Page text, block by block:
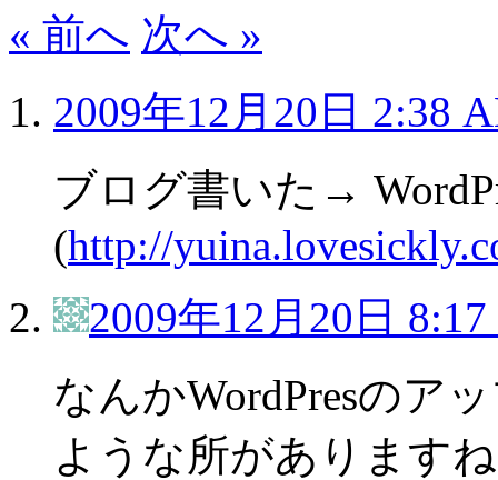
« 前へ 次へ »
2009年12月20日 2:38
ブログ書いた→
(http://
2009年12月20日
なんかWordPresのア
ような所があります